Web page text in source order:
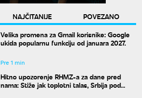
NAJČITANIJE
POVEZANO
Velika promena za Gmail korisnike: Google
ukida popularnu funkciju od januara 2027.
Pre 1 min
Hitno upozorenje RHMZ-a za dane pred
nama: Stiže jak toplotni talas, Srbija pod